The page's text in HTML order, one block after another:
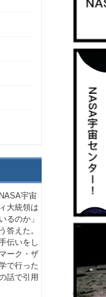
宇宙
大統領は
るのか」
答えた。
伝いをし
ーク・ザ
で行った
話で引用